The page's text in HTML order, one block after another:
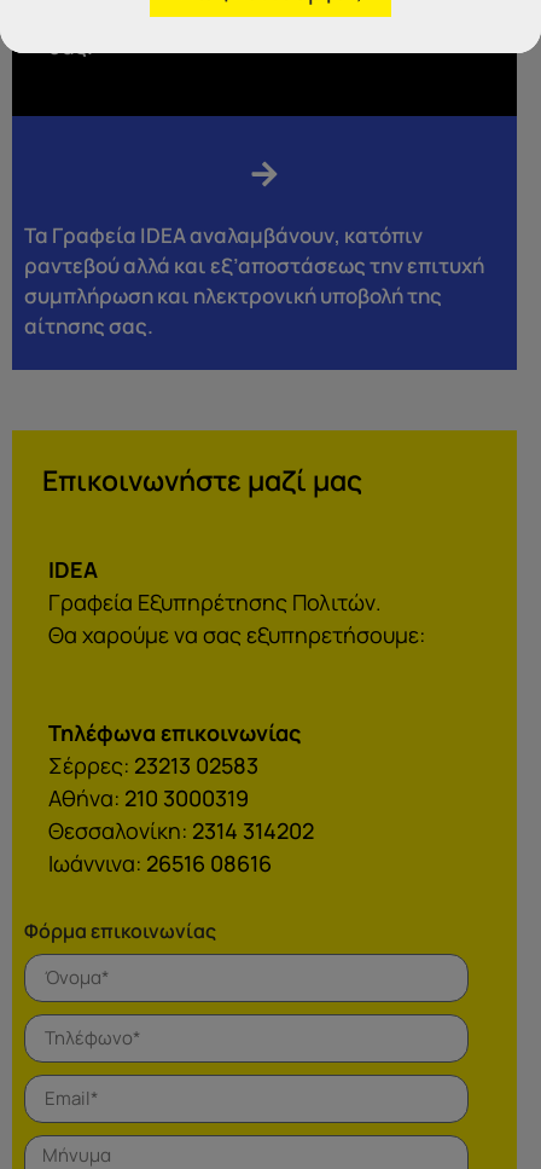
προκηρύξεις που αφορούν την ειδικότητα
σας.
Τα Γραφεία IDEA αναλαμβάνουν, κατόπιν
ραντεβού αλλά και εξ’αποστάσεως την επιτυχή
συμπλήρωση και ηλεκτρονική υποβολή της
αίτησης σας.
Επικοινωνήστε μαζί μας
IDEA
Γραφεία Εξυπηρέτησης Πολιτών.
Θα χαρούμε να σας εξυπηρετήσουμε:
Τηλέφωνα επικοινωνίας
Σέρρες: 23213 02583
Αθήνα: 210 3000319
Θεσσαλονίκη: 2314 314202
Ιωάννινα: 26516 08616
Φόρμα επικοινωνίας